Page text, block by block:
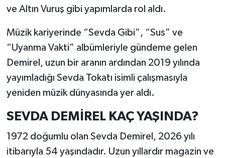
ve Altın Vuruş gibi yapımlarda rol aldı.
Müzik kariyerinde “Sevda Gibi”, “Sus” ve
“Uyanma Vakti” albümleriyle gündeme gelen
Demirel, uzun bir aranın ardından 2019 yılında
yayımladığı Sevda Tokatı isimli çalışmasıyla
yeniden müzik dünyasında yer aldı.
SEVDA DEMİREL KAÇ YAŞINDA?
1972 doğumlu olan Sevda Demirel, 2026 yılı
itibarıyla 54 yaşındadır. Uzun yıllardır magazin ve